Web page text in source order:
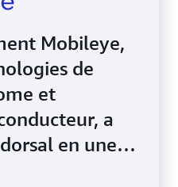
Mobileye,
de
et
a
en une
à